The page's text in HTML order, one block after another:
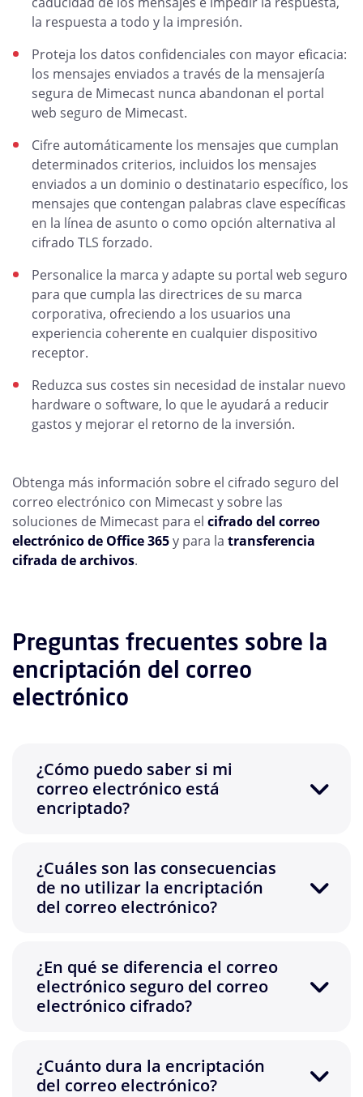
la respuesta a todo y la impresión.
Proteja los datos confidenciales con mayor eficacia:
los mensajes enviados a través de la mensajería
segura de Mimecast nunca abandonan el portal
web seguro de Mimecast.
Cifre automáticamente los mensajes que cumplan
determinados criterios, incluidos los mensajes
enviados a un dominio o destinatario específico, los
mensajes que contengan palabras clave específicas
en la línea de asunto o como opción alternativa al
cifrado TLS forzado.
Personalice la marca y adapte su portal web seguro
para que cumpla las directrices de su marca
corporativa, ofreciendo a los usuarios una
experiencia coherente en cualquier dispositivo
receptor.
Reduzca sus costes sin necesidad de instalar nuevo
hardware o software, lo que le ayudará a reducir
gastos y mejorar el retorno de la inversión.
Obtenga más información sobre el cifrado seguro del
correo electrónico con Mimecast y sobre las
soluciones de Mimecast para el cifrado del correo
electrónico de Office 365y para la transferencia
cifrada de archivos.
Preguntas frecuentes sobre la
encriptación del correo
electrónico
¿Cómo puedo saber si mi
correo electrónico está
encriptado?
¿Cuáles son las consecuencias
de no utilizar la encriptación
del correo electrónico?
¿En qué se diferencia el correo
electrónico seguro del correo
electrónico cifrado?
¿Cuánto dura la encriptación
del correo electrónico?